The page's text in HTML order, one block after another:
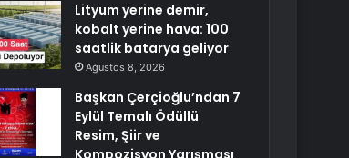
Lityum yerine demir,
kobalt yerine hava: 100
saatlik batarya geliyor
Ağustos 8, 2026
Başkan Çerçioğlu’ndan 7
Eylül Temalı Ödüllü
Resim, Şiir ve
Kompozisyon Yarışması